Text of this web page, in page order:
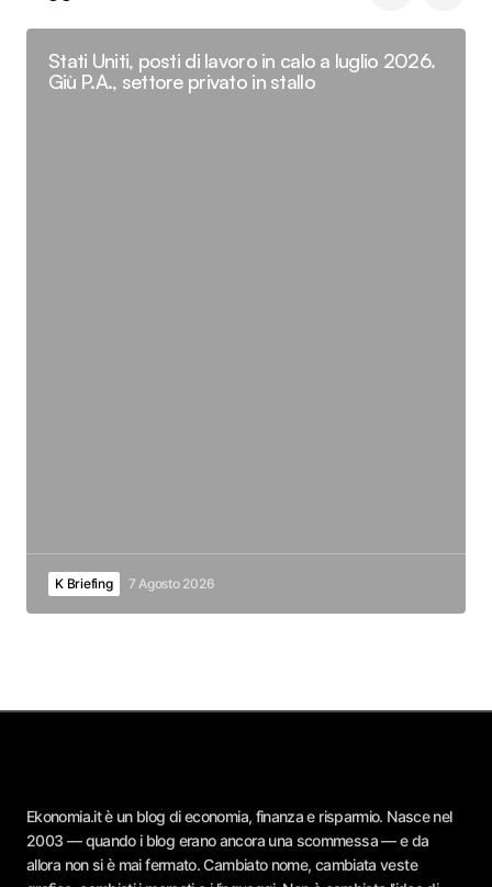
Stati Uniti, posti di lavoro in calo a luglio 2026.
Giù P.A., settore privato in stallo
K Briefing 7 Agosto 2026
Ekonomia.it è un blog di economia, finanza e risparmio. Nasce nel
2003 — quando i blog erano ancora una scommessa — e da
allora non si è mai fermato. Cambiato nome, cambiata veste